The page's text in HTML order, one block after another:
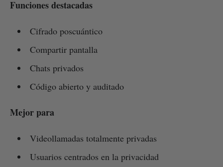
Funciones destacadas
Cifrado poscuántico
Compartir pantalla
Chats privados
Código abierto y auditado
Mejor para
Videollamadas totalmente privadas
Usuarios centrados en la privacidad